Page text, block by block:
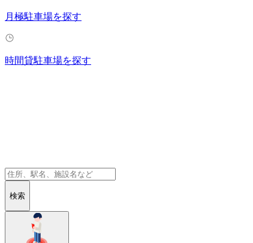
月極駐車場を探す
時間貸駐車場を探す
検索